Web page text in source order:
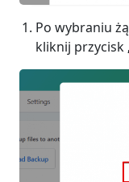
Po wybraniu
kliknij przycisk